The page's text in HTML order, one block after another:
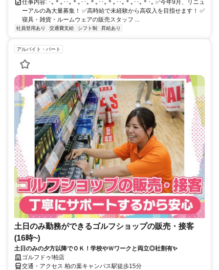
仕事内容: ･｡＊｡･･｡＊｡･･｡＊｡･･｡＊｡･･｡＊｡･･｡＊･｡ ✅今年9月、リニュ
ーアルの為大量募集！ ✅高時給で未経験から高収入を目指せます！ ✅
寝具・雑貨・ルームウェアの販売スタッフ ...
社員登用あり 交通費支給 シフト制 昇給あり
アルバイト・パート
土日のみ勤務ができるゴルフショップの販売・接客
(16時~)
土日のみの夕方以降でＯＫ！学校やＷワークと両立◎社割有✨
ゴルフドゥ!柏店
交通・アクセス 柏の葉キャンパス駅徒歩15分